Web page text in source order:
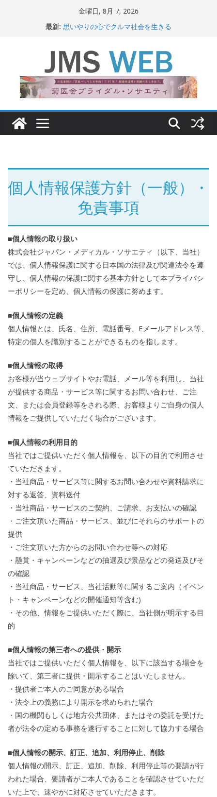
ッ
金曜日, 8月 7, 2026
最新: 思いやりの心でクルマ社会を生きる
関東大震災から100 年
新生ニッポン！
個人情報保護方針（一般）・
免責事項
■個人情報の取り扱い
株式会社ジャパン・メディカル・ソサエティ（以下、当社）
では、個人情報保護に関する日本国の法律及び関連法令を遵
守し、個人情報の保護に関する基本方針として本プライバシ
ーポリシーを定め、個人情報の保護に努めます。
■個人情報の定義
個人情報とは、氏名、住所、電話番号、Eメールアドレス等、
特定の個人を識別することができるものを指します。
■個人情報の取得
お客様が当ウェブサイトやお電話、メール等を利用し、当社
が提供する商品・サービス等に関するお問い合わせ、ご注
文、または会員登録等をされる際、お客様よりご自身の個人
情報をご提供していただく場合がございます。
■個人情報の利用目的
当社ではご提供いただく個人情報を、以下の目的で利用させ
ていただきます。
・当社商品・サービス等に関するお問い合わせや資料請求に
対する返答、資料送付
・当社商品・サービスのご契約、ご請求、お支払いの確認
・ご注文頂いた商品・サービス、並びにそれらのサポートの
提供
・ご注文頂いた方からのお問い合わせ等への対応
・懸賞・キャンペーンなどの抽選及び景品などの発送及びそ
の確認
・当社商品・サービス、当社活動等に関するご案内（イベン
ト・キャンペーンなどの開催通知等含む)
・その他、情報をご提供いただく際に、当社側が明示する目
的
■個人情報の第三者への提供・開示
当社ではご提供いただく個人情報を、以下に該当する場合を
除いて、第三者に提供・開示することはいたしません。
・提供者ご本人のご同意がある場合
・法令上の義務により開示を求められた場合
・国の機関もしくは地方公共団体、またはその委託を受けた
者が法令の定める事務を遂行することに対して協力する場合
■個人情報の開示、訂正、追加、利用停止、削除
個人情報の開示、訂正、追加、削除、利用停止等の要請が行
われた場合、要請者がご本人であることを確認させていただ
いた上で、速やかに対応させていただきます。